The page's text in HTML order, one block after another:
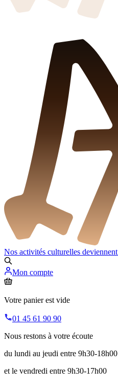
Nos activités culturelles deviennent
Mon compte
Votre panier est vide
01 45 61 90 90
Nous restons à votre écoute
du lundi au jeudi entre 9h30-18h00
et le vendredi entre 9h30-17h00